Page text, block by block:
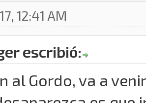
12:41 AM
escribió:
al Gordo, va a